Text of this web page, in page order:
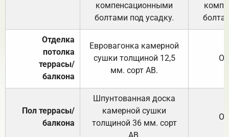
компенсационными
болтами под усадку.
Отделка
потолка
террасы/
балкона
Евровагонка камерной
сушки толщиной 12,5
мм. сорт АВ.
Пол террасы/
балкона
Шпунтованная доска
камерной сушки
толщиной 36 мм. сорт